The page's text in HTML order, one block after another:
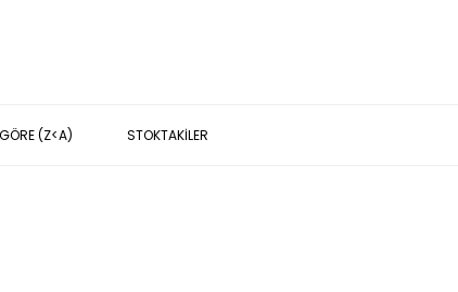
(Z<A) STOKTAKILER